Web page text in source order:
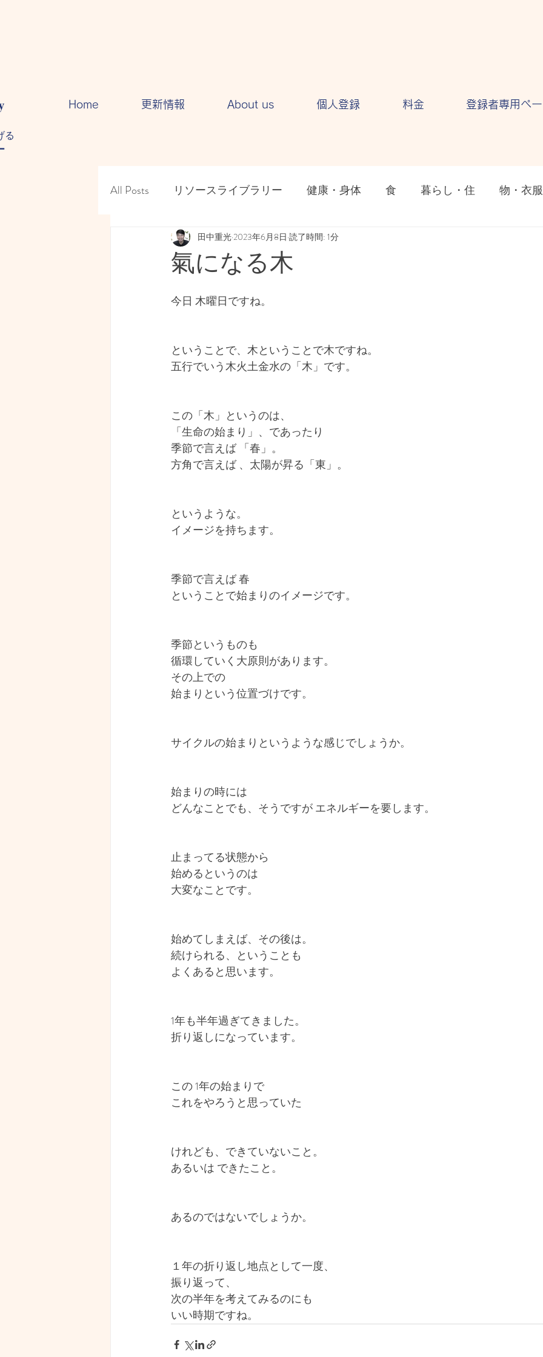
る​
Home 更新情報 About us 個人登録 料金 登録者専用ペ
All Posts リソースライブラリー 健康・身体 食 暮らし・住 物・衣
人間関係・・コミュニケーション 気持ち・感情
氣になる木
田中重光 2023年6月8日 読了時間: 1分
今日 木曜日ですね。
ということで、木ということで木ですね。
五行でいう木火土金水の「木」です。
この「木」というのは、
「生命の始まり」、であったり
季節で言えば 「春」。
方角で言えば 、太陽が昇る「東」。
というような。
イメージを持ちます。
季節で言えば 春
ということで始まりのイメージです。
季節というものも
循環していく大原則があります。
その上での
始まりという位置づけです。
サイクルの始まりというような感じでしょうか。
始まりの時には
どんなことでも、そうですが エネルギーを要します。
止まってる状態から
始めるというのは
大変なことです。
始めてしまえば、その後は。
続けられる、ということも
よくあると思います。
1年も半年過ぎてきました。
折り返しになっています。
この 1年の始まりで
これをやろうと思っていた
けれども、できていないこと。
あるいは できたこと。
あるのではないでしょうか。
１年の折り返し地点として一度、
振り返って、
次の半年を考えてみるのにも
いい時期ですね。